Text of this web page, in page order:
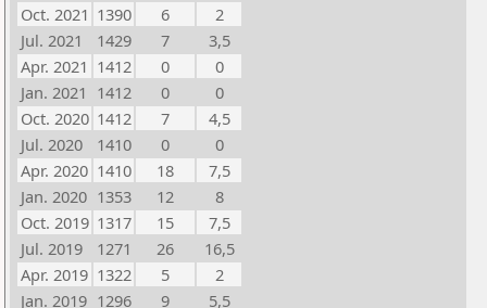
Oct. 2021 1390 6
2
Jul. 2021
1429 7
3,5
Apr. 2021 1412 0
0
Jan. 2021 1412 0
0
Oct. 2020 1412 7
4,5
Jul. 2020
1410 0
0
Apr. 2020 1410 18
7,5
Jan. 2020 1353 12
8
Oct. 2019 1317 15
7,5
Jul. 2019
1271 26
16,5
Apr. 2019 1322 5
2
Jan. 2019 1296 9
5,5